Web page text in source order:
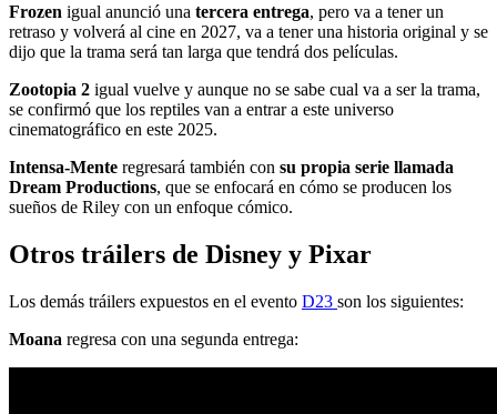
Frozen igual anunció una tercera entrega, pero va a tener un
retraso y volverá al cine en 2027, va a tener una historia original y se
dijo que la trama será tan larga que tendrá dos películas.
Zootopia 2 igual vuelve y aunque no se sabe cual va a ser la trama,
se confirmó que los reptiles van a entrar a este universo
cinematográfico en este 2025.
Intensa-Mente regresará también con su propia serie llamada
Dream Productions, que se enfocará en cómo se producen los
sueños de Riley con un enfoque cómico.
Otros tráilers de Disney y Pixar
Los demás tráilers expuestos en el evento D23 son los siguientes:
Moana regresa con una segunda entrega: